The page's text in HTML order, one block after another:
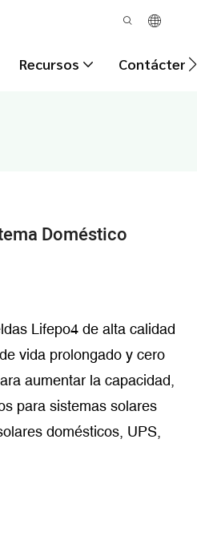
Recursos
Doméstico
Lifepo4 de alta calidad
vida prolongado y cero
aumentar la capacidad,
para sistemas solares
domésticos, UPS,